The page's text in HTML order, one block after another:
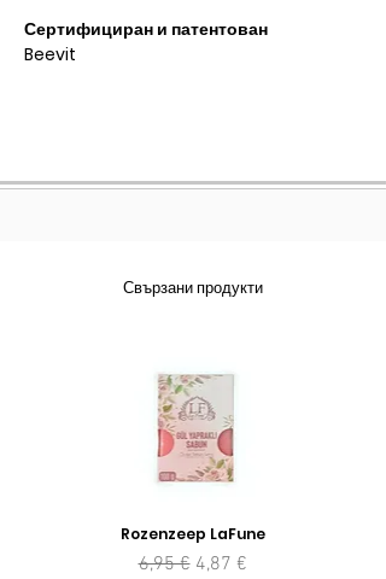
Сертифициран и патентован
Beevit
Свързани продукти
Rozenzeep LaFune
Редовна цена
6,95 € Продажна цена
4,87 €